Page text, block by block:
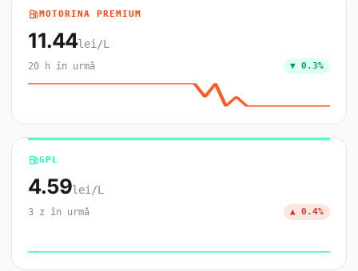
local_gas_stationMOTORINA PREMIUM
11.44lei/L
20 h în urmă ▼ 0.3%
local_gas_stationGPL
4.59lei/L
3 z în urmă ▲ 0.4%